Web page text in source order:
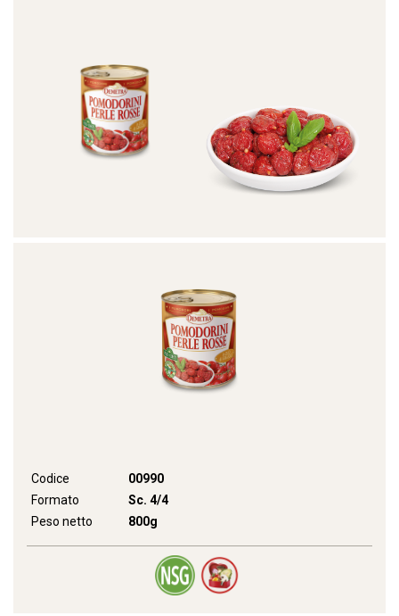
Codice
00990
Formato
Sc. 4/4
Peso netto
800g